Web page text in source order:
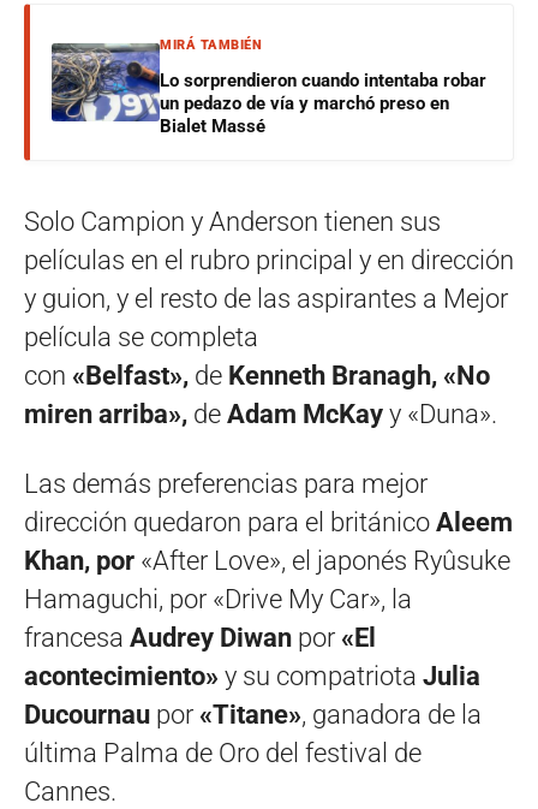
MIRÁ TAMBIÉN
Lo sorprendieron cuando intentaba robar
un pedazo de vía y marchó preso en
Bialet Massé
Solo Campion y Anderson tienen sus
películas en el rubro principal y en dirección
y guion, y el resto de las aspirantes a Mejor
película se completa
con «Belfast», de Kenneth Branagh, «No
miren arriba», de Adam McKay y «Duna».
Las demás preferencias para mejor
dirección quedaron para el británico Aleem
Khan, por «After Love», el japonés Ryûsuke
Hamaguchi, por «Drive My Car», la
francesa Audrey Diwan por «El
acontecimiento» y su compatriota Julia
Ducournau por «Titane», ganadora de la
última Palma de Oro del festival de
Cannes.